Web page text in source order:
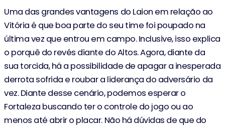
Uma das grandes vantagens do Laion em relação ao
Vitória é que boa parte do seu time foi poupado na
última vez que entrou em campo. Inclusive, isso explica
o porquê do revés diante do Altos. Agora, diante da
sua torcida, há a possibilidade de apagar a inesperada
derrota sofrida e roubar a liderança do adversário da
vez. Diante desse cenário, podemos esperar o
Fortaleza buscando ter o controle do jogo ou ao
menos até abrir o placar. Não há dúvidas de que do